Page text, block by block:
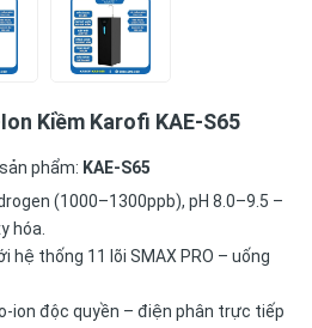
Kiềm Karofi KAE-S65
phẩm: KAE-S65
(1000–1300ppb), pH 8.0–9.5 –
hóa.
hệ thống 11 lõi SMAX PRO – uống
ion độc quyền – điện phân trực tiếp